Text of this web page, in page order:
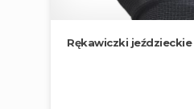
Rękawiczki jeździeckie